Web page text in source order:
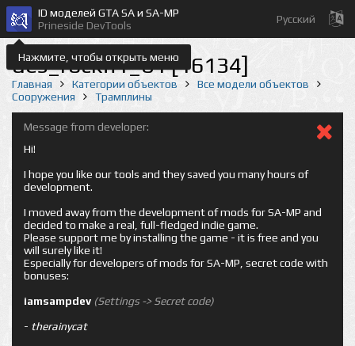
Нажмите, чтобы открыть меню
ID моделей GTA SA и SA-MP
Prineside DevTools
Русский
des_rockfl1_01 [16134]
Главная Категории объектов
Все модели объектов
Сооружения
Трамплины
Message from developer:
Hi!
I hope you like our tools and they saved you many hours of
development.
I moved away from the development of mods for SA-MP and
decided to make a real, full-fledged indie game.
Please support me by installing the game - it is free and you
will surely like it!
Especially for developers of mods for SA-MP, secret code with
bonuses:
iamsampdev (Settings -> Secret code)
- therainycat